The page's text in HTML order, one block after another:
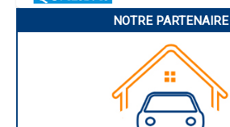
Narbonne
Marseille
NOTRE PARTENAIRE